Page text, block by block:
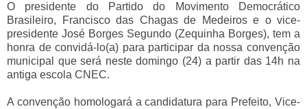
O presidente do Partido do Movimento Democrático
Brasileiro, Francisco das Chagas de Medeiros e o vice-
presidente José Borges Segundo (Zequinha Borges), tem a
honra de convidá-lo(a) para participar da nossa convenção
municipal que será neste domingo (24) a partir das 14h na
antiga escola CNEC.
A convenção homologará a candidatura para Prefeito, Vice-